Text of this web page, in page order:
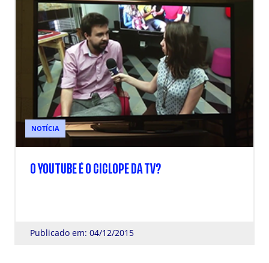
NOTÍCIA
O YOUTUBE É O CICLOPE DA TV?
Publicado em: 04/12/2015